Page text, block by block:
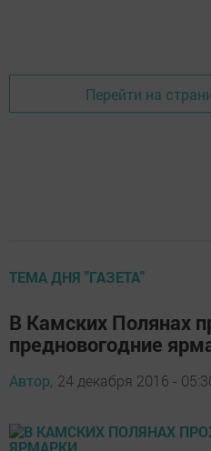
Перейти на
ТЕМА ДНЯ "ГАЗЕТА"
В Камских Полянах
предновогодние
Автор, 24 декабря 2016 -